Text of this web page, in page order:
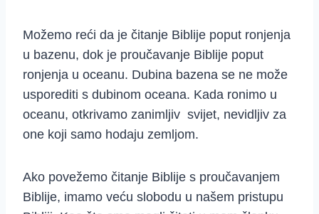
Možemo reći da je čitanje Biblije poput ronjenja
u bazenu, dok je proučavanje Biblije poput
ronjenja u oceanu. Dubina bazena se ne može
usporediti s dubinom oceana. Kada ronimo u
oceanu, otkrivamo zanimljiv svijet, nevidljiv za
one koji samo hodaju zemljom.
Ako povežemo čitanje Biblije s proučavanjem
Biblije, imamo veću slobodu u našem pristupu